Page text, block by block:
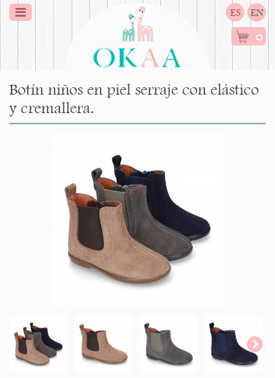
ES EN
0
Botín niños en piel serraje con elástico
y cremallera.